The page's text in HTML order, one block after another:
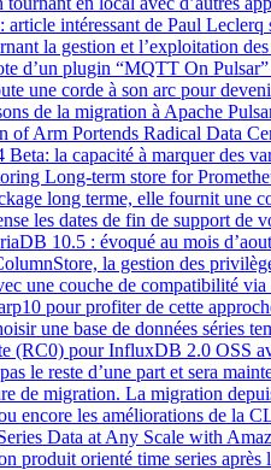
intéressant de Paul
la gestion et l’exploitation
d’un plugin “MQTT On
une corde à son arc pour
de la migration à Apache
Arm Portends Radical Data
la capacité à marquer des
Long-term store for
long terme, elle fournit une
les dates de fin de support de
10.5 : évoqué au mois
la gestion des
une couche de compatibilité
pour profiter de cette
une base de données
(RC0) pour InfluxDB 2.0 OSS
le reste d’une part et sera
de migration. La migration
encore les améliorations de la
Data at Any Scale with
produit orienté time series